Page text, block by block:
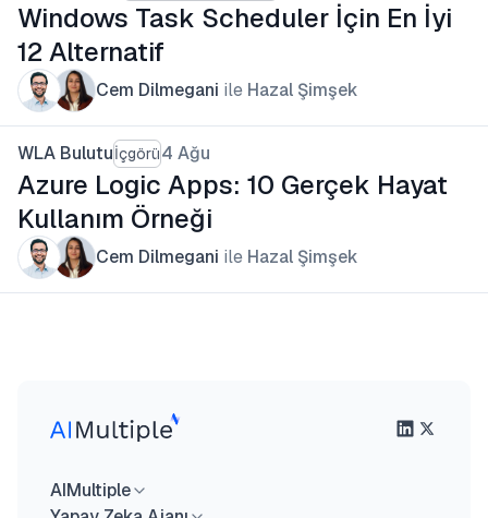
Windows Task Scheduler İçin En İyi
12 Alternatif
Cem Dilmegani ile Hazal Şimşek
WLA Bulutuİçgörü4 Ağu
Azure Logic Apps: 10 Gerçek Hayat
Kullanım Örneği
Cem Dilmegani ile Hazal Şimşek
AIMultiple